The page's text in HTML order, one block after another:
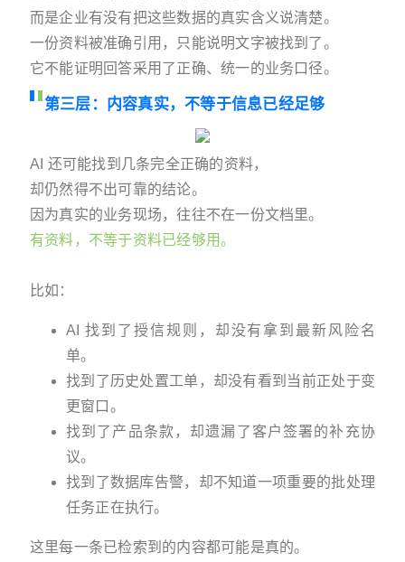
而是企业有没有把这些数据的真实含义说清楚。
一份资料被准确引用，只能说明文字被找到了。
它不能证明回答采用了正确、统一的业务口径。
第三层：内容真实，不等于信息已经足够
AI 还可能找到几条完全正确的资料，
却仍然得不出可靠的结论。
因为真实的业务现场，往往不在一份文档里。
有资料，不等于资料已经够用。
比如：
AI 找到了授信规则，却没有拿到最新风险名
单。
找到了历史处置工单，却没有看到当前正处于变
更窗口。
找到了产品条款，却遗漏了客户签署的补充协
议。
找到了数据库告警，却不知道一项重要的批处理
任务正在执行。
这里每一条已检索到的内容都可能是真的。